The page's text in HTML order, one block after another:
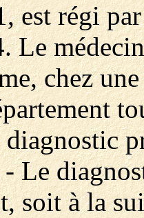
est régi
Le
chez
diagnostic
Le
soit à la